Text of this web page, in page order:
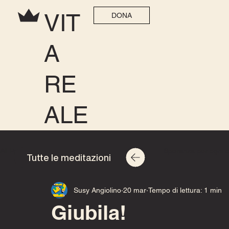
VIT
A
RE
ALE
DONA
Speranza per ogni casa 2025
Giubila!
Susy Angiolino 20 mar Tempo di lettura: 1 min
Tutte le meditazioni